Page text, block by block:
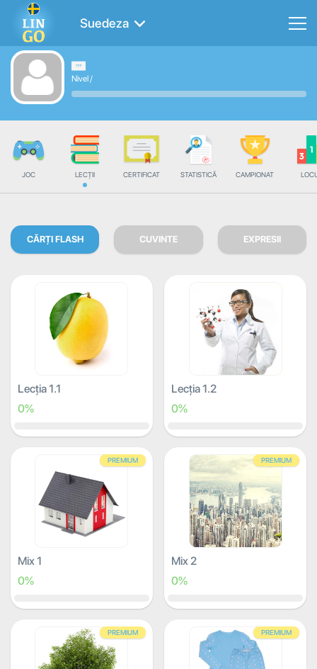
Suedeza
Nivel/
JOC LECȚII CERTIFICAT STATISTICĂ CAMPIONAT
CĂRȚI FLASH CUVINTE EXPRESII
Lecția 1.1
0%
Lecția 1.2
0%
PREMIUM
Mix 1
0%
PREMIUM
Mix 2
0%
PREMIUM PREMIUM